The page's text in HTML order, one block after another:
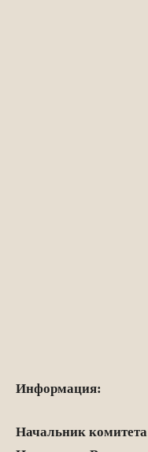
Информация:
Начальник